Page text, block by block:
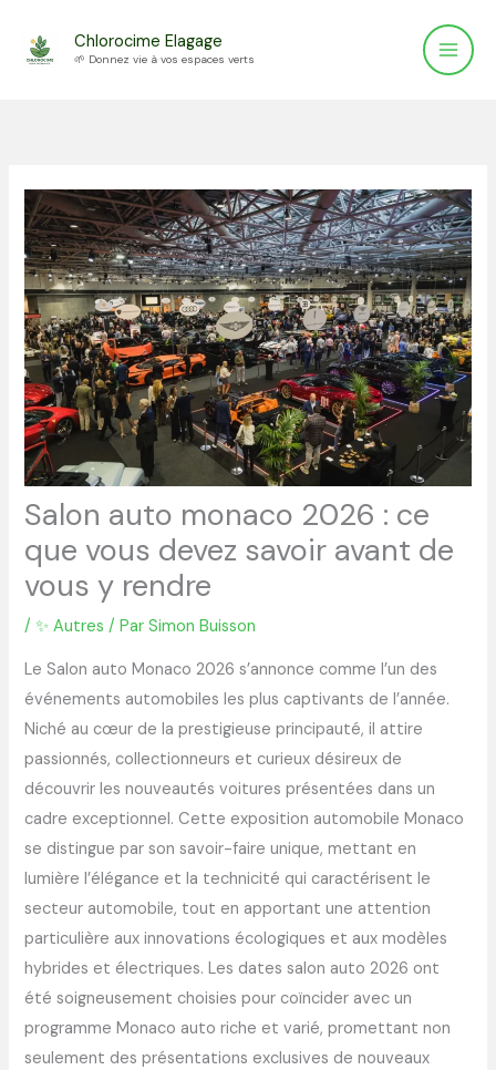
Chlorocime Elagage
🌱 Donnez vie à vos espaces verts
Salon auto monaco 2026 : ce
que vous devez savoir avant de
vous y rendre
/✨ Autres / ParSimon Buisson
Le Salon auto Monaco 2026 s’annonce comme l’un des
événements automobiles les plus captivants de l’année.
Niché au cœur de la prestigieuse principauté, il attire
passionnés, collectionneurs et curieux désireux de
découvrir les nouveautés voitures présentées dans un
cadre exceptionnel. Cette exposition automobile Monaco
se distingue par son savoir-faire unique, mettant en
lumière l’élégance et la technicité qui caractérisent le
secteur automobile, tout en apportant une attention
particulière aux innovations écologiques et aux modèles
hybrides et électriques. Les dates salon auto 2026 ont
été soigneusement choisies pour coïncider avec un
programme Monaco auto riche et varié, promettant non
seulement des présentations exclusives de nouveaux